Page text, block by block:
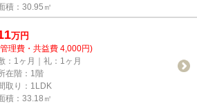
積：30.95㎡
万円
理費・共益費 4,000円)
：1ヶ月｜礼：1ヶ月
在階：1階
取り：1LDK
積：33.18㎡